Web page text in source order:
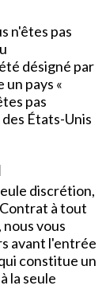
n'êtes pas
désigné par
pays «
pas
États-Unis
discrétion,
à tout
vous
avant l'entrée
constitue un
la seule